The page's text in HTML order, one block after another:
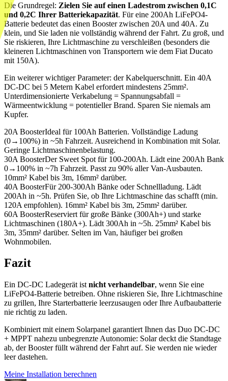
Die Grundregel: Zielen Sie auf einen Ladestrom zwischen 0,1C
und 0,2C Ihrer Batteriekapazität. Für eine 200Ah LiFePO4-
Batterie bedeutet das einen Booster zwischen 20A und 40A. Zu
klein, und Sie laden nie vollständig während der Fahrt. Zu groß, und
Sie riskieren, Ihre Lichtmaschine zu verschleißen (besonders die
kleineren Lichtmaschinen von Transportern wie dem Fiat Ducato
mit 150A).
Ein weiterer wichtiger Parameter: der Kabelquerschnitt. Ein 40A
DC-DC bei 5 Metern Kabel erfordert mindestens 25mm².
Unterdimensionierte Verkabelung = Spannungsabfall =
Wärmeentwicklung = potentieller Brand. Sparen Sie niemals am
Kupfer.
20A BoosterIdeal für 100Ah Batterien. Vollständige Ladung
(0→100%) in ~5h Fahrzeit. Ausreichend in Kombination mit Solar.
Geringe Lichtmaschinenbelastung.
30A BoosterDer Sweet Spot für 100-200Ah. Lädt eine 200Ah Bank
0→100% in ~7h Fahrzeit. Passt zu 90% aller Van-Ausbauten.
10mm² Kabel bis 3m, 16mm² darüber.
40A BoosterFür 200-300Ah Bänke oder Schnellladung. Lädt
200Ah in ~5h. Prüfen Sie, ob Ihre Lichtmaschine das schafft (min.
120A empfohlen). 16mm² Kabel bis 3m, 25mm² darüber.
60A BoosterReserviert für große Bänke (300Ah+) und starke
Lichtmaschinen (180A+). Lädt 300Ah in ~5h. 25mm² Kabel bis
3m, 35mm² darüber. Selten im Van, häufiger bei großen
Wohnmobilen.
Fazit
Ein DC-DC Ladegerät ist nicht verhandelbar, wenn Sie eine
LiFePO4-Batterie betreiben. Ohne riskieren Sie, Ihre Lichtmaschine
zu grillen, Ihre Starterbatterie leerzusaugen oder Ihre Aufbaubatterie
nie richtig zu laden.
Kombiniert mit einem Solarpanel garantiert Ihnen das Duo DC-DC
+ MPPT nahezu unbegrenzte Autonomie: Solar deckt die Standtage
ab, der Booster füllt während der Fahrt auf. Sie werden nie wieder
leer dastehen.
Meine Installation berechnen